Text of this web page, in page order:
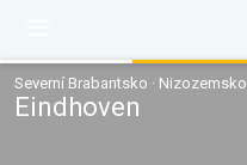
Severní Brabantsko · Nizozemsko
Eindhoven